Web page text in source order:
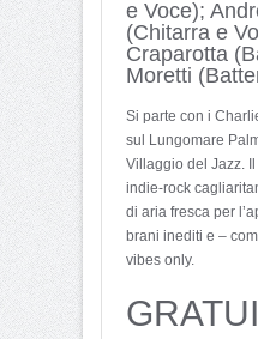
e Voce);
(Chitarra e
Craparotta
Moretti
Si parte con i
sul Lungomare
Villaggio del Jazz.
indie-rock
di aria fresca per
brani inediti e –
vibes only.